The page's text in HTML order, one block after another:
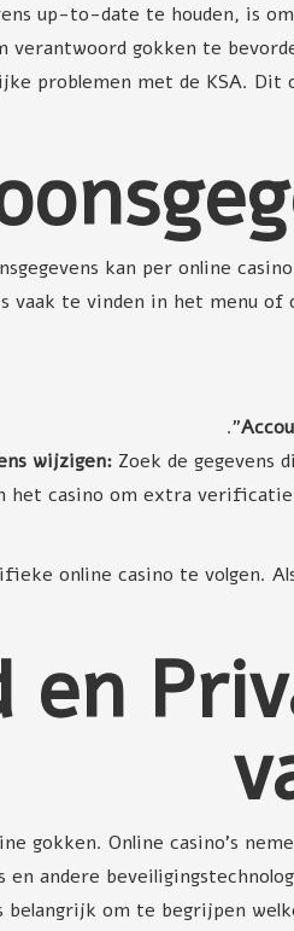
up-to-date te houden, is
verantwoord gokken te
problemen met de KSA.
kan per online
vaak te vinden in het menu
wijzigen: Zoek de gegevens
het casino om extra
online casino te volgen.
en
Online casino's
andere
om te begrijpen